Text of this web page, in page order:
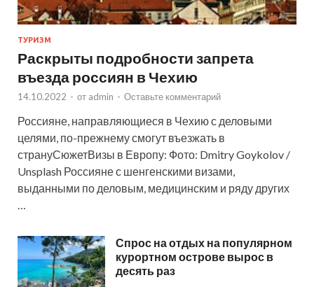
ТУРИЗМ
Раскрыты подробности запрета
въезда россиян в Чехию
14.10.2022 - от admin - Оставьте комментарий
Россияне, направляющиеся в Чехию с деловыми
целями, по-прежнему смогут въезжать в
странуСюжетВизы в Европу: Фото: Dmitry Goykolov /
Unsplash Россияне с шенгенскими визами,
выданными по деловым, медицинским и ряду других
…
Спрос на отдых на популярном
курортном острове вырос в
десять раз